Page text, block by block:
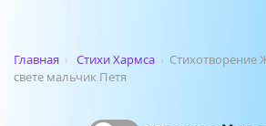
Главная › Стихи Хармса › Стихотворение
свете мальчик Петя